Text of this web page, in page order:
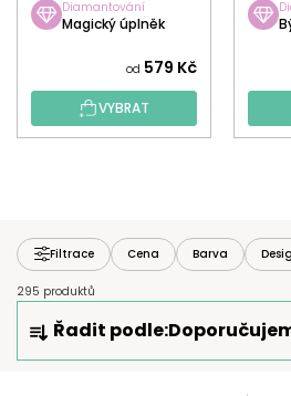
Diamantování
Magický úplněk
od 579 Kč
VYBRAT
Filtrace Cena Barva
295 produktů
Z
Řadit podle: